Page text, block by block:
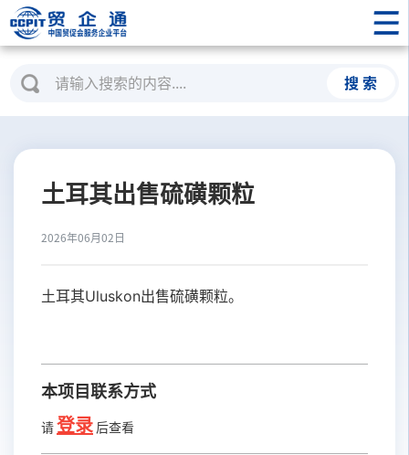
搜 索
土耳其出售硫磺颗粒
2026年06月02日
土耳其Uluskon出售硫磺颗粒。
本项目联系方式
请 登录 后查看